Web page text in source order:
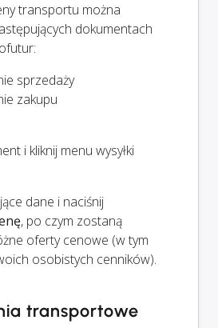
transportu można
dokumentach
sprzedaży
zakupu
i kliknij menu wysyłki
dane i naciśnij
, po czym zostaną
oferty cenowe (w tym
osobistych cenników).
transportowe